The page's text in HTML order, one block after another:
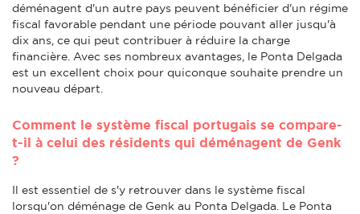
déménagent d'un autre pays peuvent bénéficier d'un régime
fiscal favorable pendant une période pouvant aller jusqu'à
dix ans, ce qui peut contribuer à réduire la charge
financière. Avec ses nombreux avantages, le Ponta Delgada
est un excellent choix pour quiconque souhaite prendre un
nouveau départ.
Comment le système fiscal portugais se compare-
t-il à celui des résidents qui déménagent de Genk
?
Il est essentiel de s'y retrouver dans le système fiscal
lorsqu'on déménage de Genk au Ponta Delgada. Le Ponta